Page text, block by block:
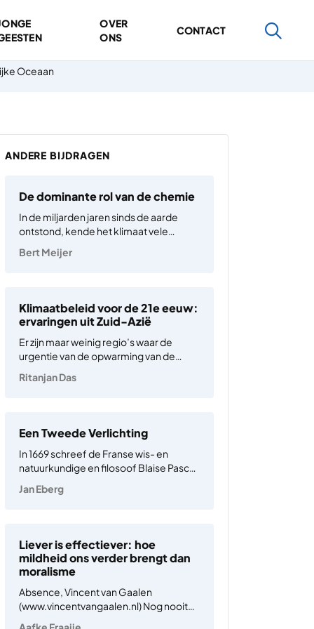
OVER
ONS
CONTACT
Oceaan
ANDERE BIJDRAGEN
De dominante rol van de chemie
In de miljarden jaren sinds de aarde
ontstond, kende het klimaat vele
broeierige warmte en ijstijden. Ook
stijgen, traag dalen, een wereld die
ademde…
Bert Meijer
Klimaatbeleid voor de 21e eeuw:
ervaringen uit Zuid-Azië
Er zijn maar weinig regio’s waar de
urgentie van de opwarming van de
waar een sterke blootstelling aan
Met bijna twee miljard inwoners – bijna
een kwart…
Ritanjan Das
Een Tweede Verlichting
In 1669 schreef de Franse wis- en
natuurkundige en filosoof Blaise Pascal
spruit hieruit voort, dat zij niet rustig in
Jan Eberg
Liever is effectiever: hoe
mildheid ons verder brengt dan
moralisme
Absence, Vincent van Gaalen
(www.vincentvangaalen.nl) Nog nooit